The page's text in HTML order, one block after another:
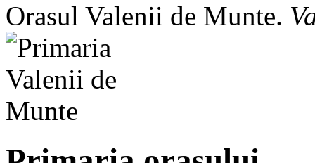
Orasul Valenii de Munte.